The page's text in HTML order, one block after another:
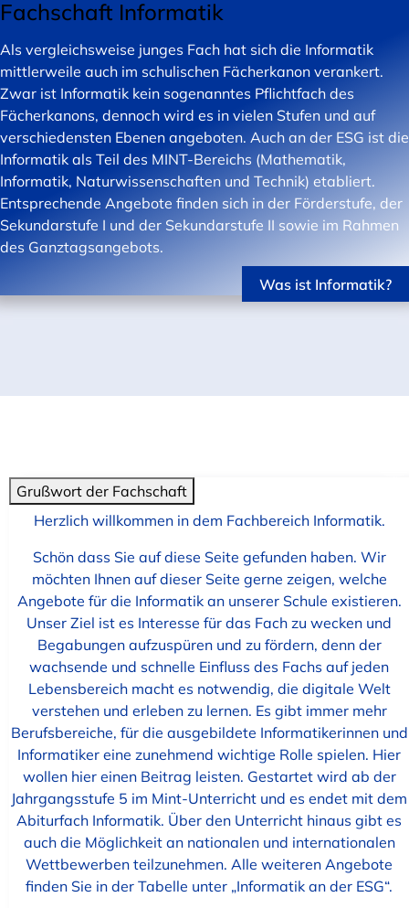
Fachschaft Informatik
Als vergleichsweise junges Fach hat sich die Informatik
mittlerweile auch im schulischen Fächerkanon verankert.
Zwar ist Informatik kein sogenanntes Pflichtfach des
Fächerkanons, dennoch wird es in vielen Stufen und auf
verschiedensten Ebenen angeboten. Auch an der ESG ist die
Informatik als Teil des MINT-Bereichs (Mathematik,
Informatik, Naturwissenschaften und Technik) etabliert.
Entsprechende Angebote finden sich in der Förderstufe, der
Sekundarstufe I und der Sekundarstufe II sowie im Rahmen
des Ganztagsangebots.
Was ist Informatik?
Grußwort der Fachschaft
Herzlich willkommen in dem Fachbereich Informatik.
Schön dass Sie auf diese Seite gefunden haben. Wir
möchten Ihnen auf dieser Seite gerne zeigen, welche
Angebote für die Informatik an unserer Schule existieren.
Unser Ziel ist es Interesse für das Fach zu wecken und
Begabungen aufzuspüren und zu fördern, denn der
wachsende und schnelle Einfluss des Fachs auf jeden
Lebensbereich macht es notwendig, die digitale Welt
verstehen und erleben zu lernen. Es gibt immer mehr
Berufsbereiche, für die ausgebildete Informatikerinnen und
Informatiker eine zunehmend wichtige Rolle spielen. Hier
wollen hier einen Beitrag leisten. Gestartet wird ab der
Jahrgangsstufe 5 im Mint-Unterricht und es endet mit dem
Abiturfach Informatik. Über den Unterricht hinaus gibt es
auch die Möglichkeit an nationalen und internationalen
Wettbewerben teilzunehmen. Alle weiteren Angebote
finden Sie in der Tabelle unter „Informatik an der ESG“.